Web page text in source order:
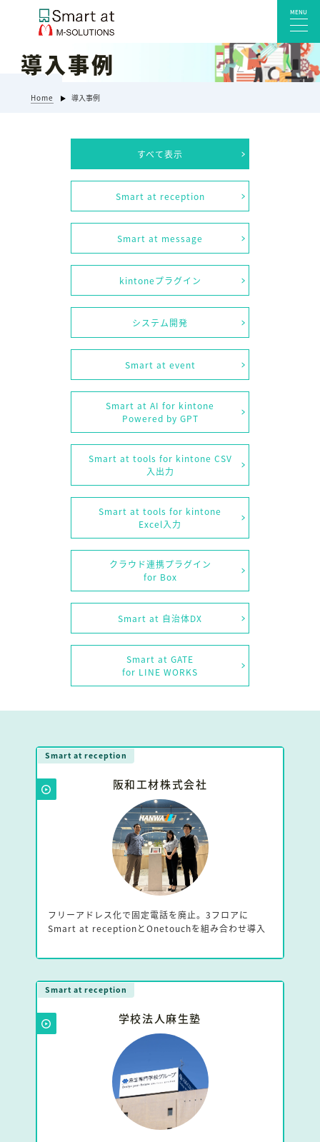
Smart at reception 店舗・施設受付
システム開発
エンタープライズ向けkintone開発
Smart at event
MENU
導入事例
Home 導入事例
すべて表示
Smart at reception
Smart at message
kintoneプラグイン
システム開発
Smart at event
Smart at AI for kintone
Powered by GPT
Smart at tools for kintone CSV
入出力
Smart at tools for kintone
Excel入力
クラウド連携プラグイン
for Box
Smart at 自治体DX
Smart at GATE
for LINE WORKS
Smart at reception
阪和工材株式会社
フリーアドレス化で固定電話を廃止。3フロアに
Smart at receptionとOnetouchを組み合わせ導入
Smart at reception
学校法人麻生塾